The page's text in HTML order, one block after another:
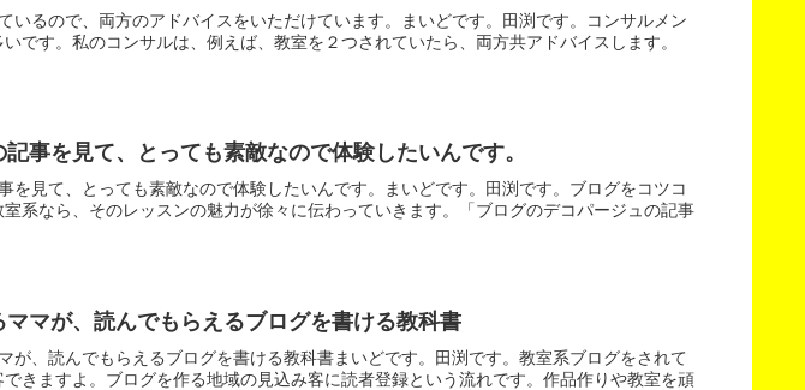
るので、両方のアドバイスをいただけています。まいどです。田渕です。コンサルメン
です。私のコンサルは、例えば、教室を２つされていたら、両方共アドバイスします。
事を見て、とっても素敵なので体験したいんです。
見て、とっても素敵なので体験したいんです。まいどです。田渕です。ブログをコツコ
系なら、そのレッスンの魅力が徐々に伝わっていきます。「ブログのデコパージュの記事
マが、読んでもらえるブログを書ける教科書
、読んでもらえるブログを書ける教科書まいどです。田渕です。教室系ブログをされて
きますよ。ブログを作る地域の見込み客に読者登録という流れです。作品作りや教室を頑